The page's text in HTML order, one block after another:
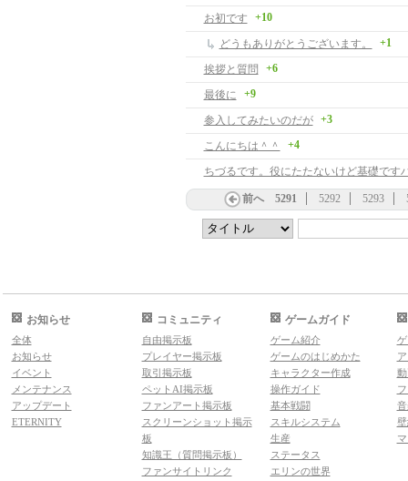
お初です +10
どうもありがとうございます。 +1
挨拶と質問 +6
最後に +9
参入してみたいのだが +3
こんにちは＾＾ +4
ちづるです。役にたたないけど基礎です
前へ 5291 5292 5293
お知らせ
全体
お知らせ
イベント
メンテナンス
アップデート
ETERNITY
コミュニティ
自由掲示板
プレイヤー掲示板
取引掲示板
ペットAI掲示板
ファンアート掲示板
スクリーンショット掲示
板
知識王（質問掲示板）
ファンサイトリンク
ゲームガイド
ゲーム紹介
ゲームのはじめかた
キャラクター作成
操作ガイド
基本戦闘
スキルシステム
生産
ステータス
エリンの世界